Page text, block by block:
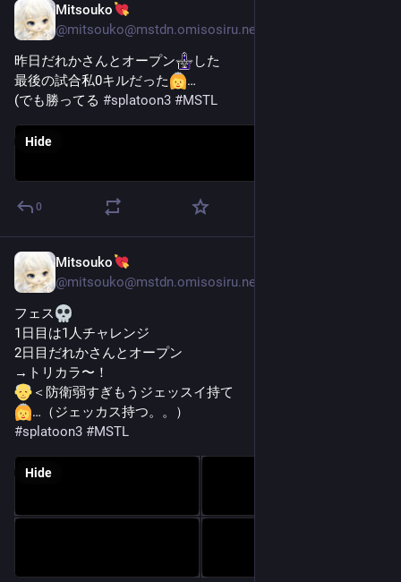
Mitsouko
@mitsouko@mstdn.omisosiru.net
昨日だれかさんとオープン​
​した
最後の試合私0キルだった
…
(でも勝ってる #splatoon3 #MSTL
Hide
0
Mitsouko
@mitsouko@mstdn.omisosiru.net
フェス
1日目は1人チャレンジ
2日目だれかさんとオープン
→トリカラ〜！
＜防衛弱すぎもうジェッスイ持て
…（ジェッカス持つ。。）
#splatoon3 #MSTL
Hide